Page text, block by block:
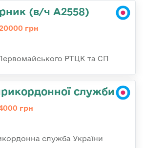
(в/ч А2558)
грн
Первомайського РТЦК та СП
служби
грн
служба України